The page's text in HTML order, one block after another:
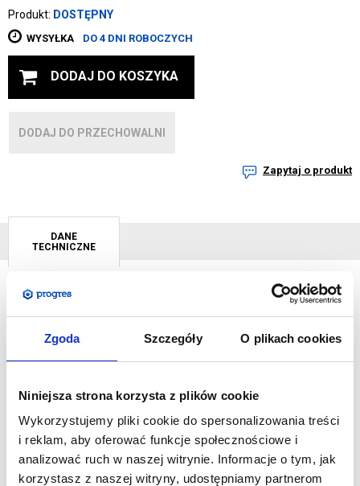
Zgoda Szczegóły O plikach cookies
Niniejsza strona korzysta z plików cookie
Wykorzystujemy pliki cookie do spersonalizowania treści
i reklam, aby oferować funkcje społecznościowe i
analizować ruch w naszej witrynie. Informacje o tym, jak
korzystasz z naszej witryny, udostępniamy partnerom
Produkt: DOSTĘPNY
WYSYŁKA DO 4 DNI ROBOCZYCH
DODAJ DO KOSZYKA
DODAJ DO PRZECHOWALNI
Zapytaj o produkt
DANE
TECHNICZNE
Stwórz niespotykaną ekspozycję w bardzo łatwy sposób.
Przemyślany design tej ramy Vector sprawi, że oszczędzisz
wiercić otwory do montażu co 500 mm.
Rama Vector Szybkiego Montażu dostępna jest w wielu
niestandardowych wymiarach.